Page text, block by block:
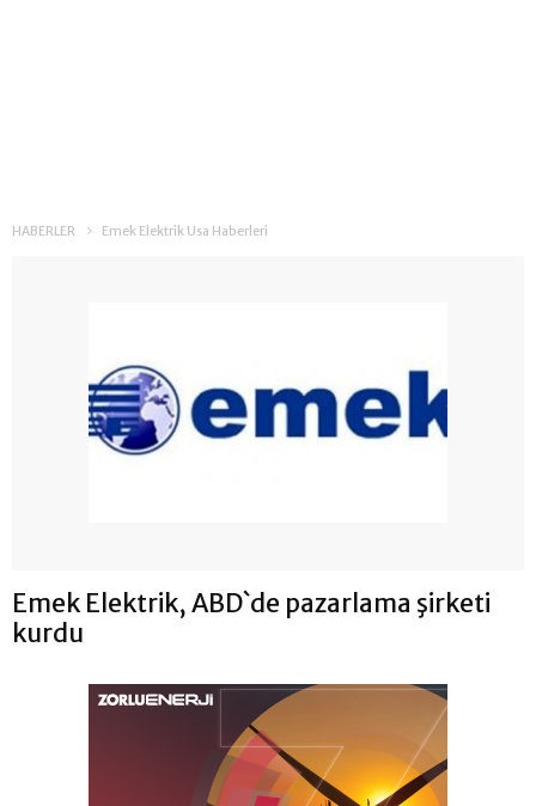
HABERLER Emek Elektrik Usa Haberleri
Emek Elektrik, ABD`de pazarlama şirketi
kurdu